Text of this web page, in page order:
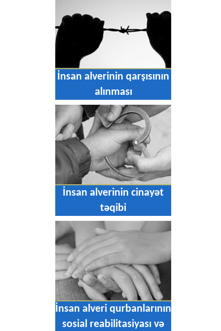
İnsan alverinin qarşısının
alınması
İnsan alverinin cinayət
təqibi
İnsan alveri qurbanlarının
müdafiə edilməsi